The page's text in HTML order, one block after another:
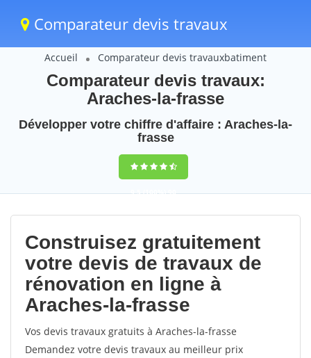
Comparateur devis travaux
Accueil Comparateur devis travauxbatiment
Comparateur devis travaux:
Araches-la-frasse
Développer votre chiffre d'affaire : Araches-la-
frasse
9,5(100%)90
votes
Construisez gratuitement
votre devis de travaux de
rénovation en ligne à
Araches-la-frasse
Vos devis travaux gratuits à Araches-la-frasse
Demandez votre devis travaux au meilleur prix